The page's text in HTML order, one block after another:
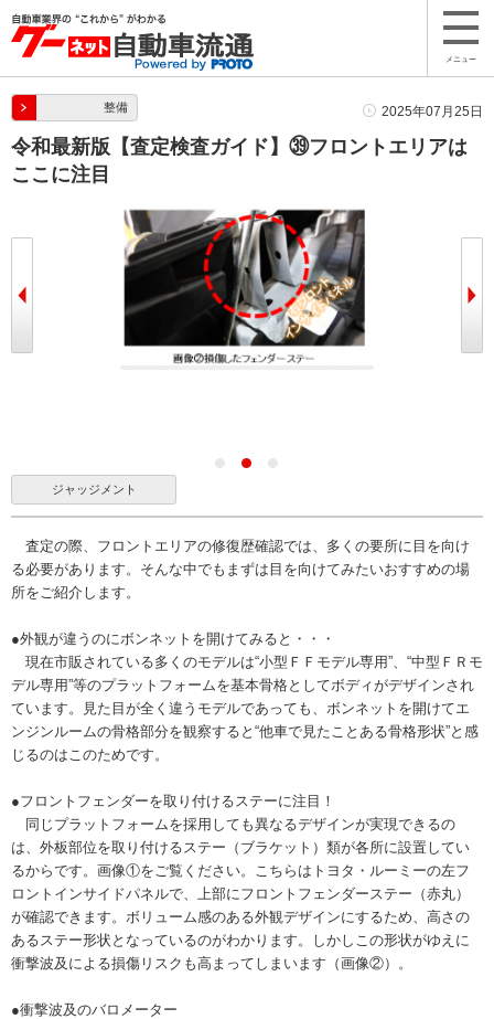
メニュー
整備 2025年07月25日
令和最新版【査定検査ガイド】㊴フロントエリアは
ここに注目
ジャッジメント
査定の際、フロントエリアの修復歴確認では、多くの要所に目を向け
る必要があります。そんな中でもまずは目を向けてみたいおすすめの場
所をご紹介します。
●外観が違うのにボンネットを開けてみると・・・
現在市販されている多くのモデルは“小型ＦＦモデル専用”、“中型ＦＲモ
デル専用”等のプラットフォームを基本骨格としてボディがデザインされ
ています。見た目が全く違うモデルであっても、ボンネットを開けてエ
ンジンルームの骨格部分を観察すると“他車で見たことある骨格形状”と感
じるのはこのためです。
●フロントフェンダーを取り付けるステーに注目！
同じプラットフォームを採用しても異なるデザインが実現できるの
は、外板部位を取り付けるステー（ブラケット）類が各所に設置してい
るからです。画像①をご覧ください。こちらはトヨタ・ルーミーの左フ
ロントインサイドパネルで、上部にフロントフェンダーステー（赤丸）
が確認できます。ボリューム感のある外観デザインにするため、高さの
あるステー形状となっているのがわかります。しかしこの形状がゆえに
衝撃波及による損傷リスクも高まってしまいます（画像②）。
●衝撃波及のバロメーター